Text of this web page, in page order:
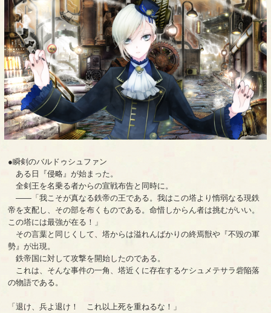
●瞬剣のバルドゥシュファン
ある日『侵略』が始まった。
全剣王を名乗る者からの宣戦布告と同時に。
――「我こそが真なる鉄帝の王である。我はこの塔より惰弱なる現鉄
帝を支配し、その部を布くものである。命惜しからん者は挑むがいい。
この塔には最強が在る！」
その言葉と同じくして、塔からは溢れんばかりの終焉獣や『不毀の軍
勢』が出現。
鉄帝国に対して攻撃を開始したのである。
これは、そんな事件の一角、塔近くに存在するケシュメテサラ砦陥落
の物語である。
「退け、兵よ退け！ これ以上死を重ねるな！」